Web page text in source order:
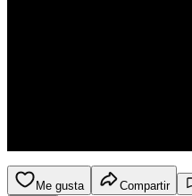
Me gusta Compartir